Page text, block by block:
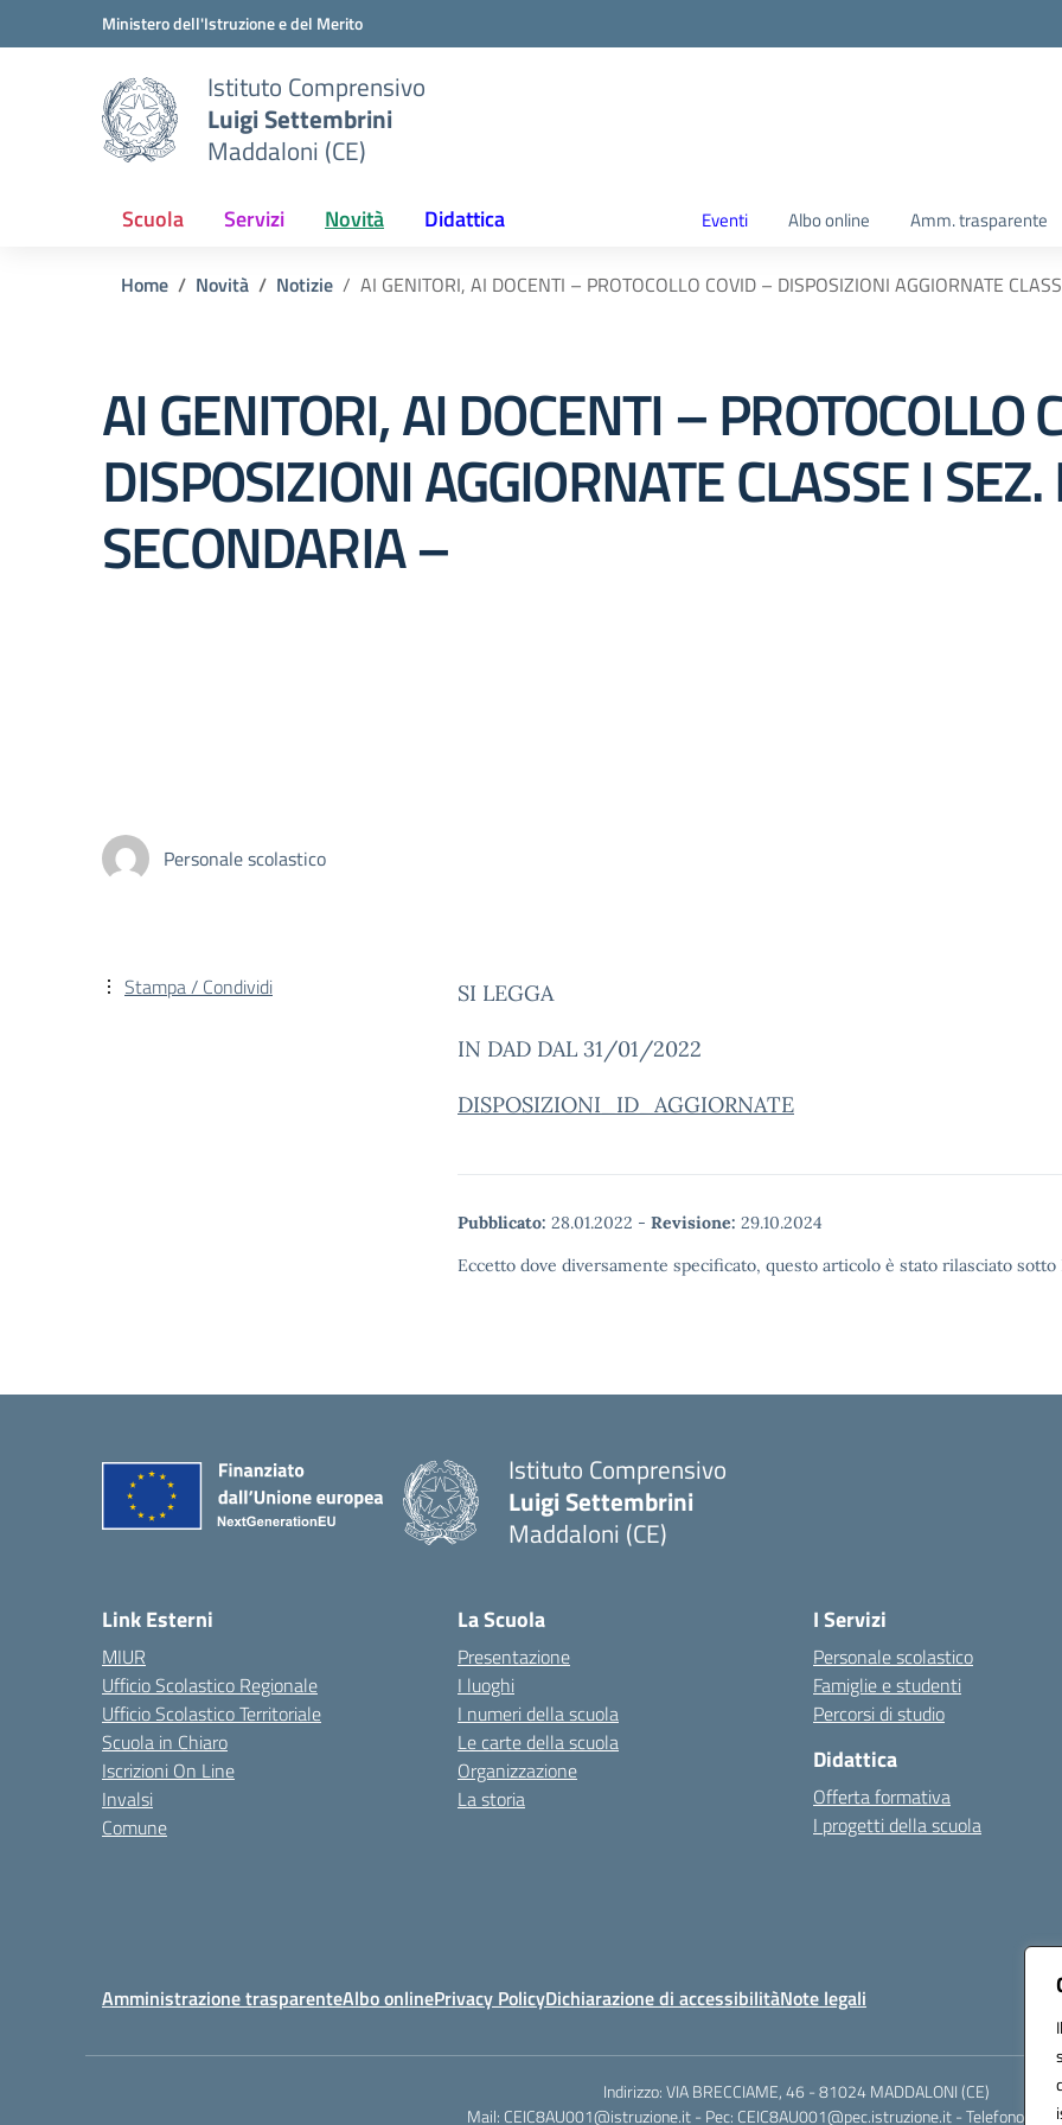
Vai ai contenuti
Vai al menu di navigazioneMinistero dell'Istruzione e del Merito
Istituto Comprensivo
Luigi Settembrini
Maddaloni (CE)
Scuola Servizi Novità Didattica Eventi Albo online Amm. trasparente
Home Novità Notizie AI GENITORI, AI DOCENTI – PROTOCOLLO COVID – DISPOSIZIONI AGGIORNATE
AI GENITORI, AI DOCENTI – PROTOCOLLO
DISPOSIZIONI AGGIORNATE CLASSE I
SECONDARIA –
Personale scolastico
SI LEGGA
IN DAD DAL 31/01/2022
DISPOSIZIONI_ID_AGGIORNATE
Pubblicato: 28.01.2022 - Revisione: 29.10.2024
Eccetto dove diversamente specificato, questo articolo è stato rilasciato
Stampa / Condividi
Istituto Comprensivo
Luigi Settembrini
Maddaloni (CE)
Link Esterni
MIUR
Ufficio Scolastico Regionale
Ufficio Scolastico Territoriale
Scuola in Chiaro
Iscrizioni On Line
Invalsi
Comune
La Scuola
Presentazione
I luoghi
I numeri della scuola
Le carte della scuola
Organizzazione
La storia
I Servizi
Personale scolastico
Famiglie e studenti
Percorsi di studio
Didattica
Offerta formativa
I progetti della scuola
Amministrazione trasparenteAlbo onlinePrivacy PolicyDichiarazione di accessibilitàNote legali
Indirizzo: VIA BRECCIAME, 46 - 81024 MADDALONI (CE)
Mail: CEIC8AU001@istruzione.it - Pec: CEIC8AU001@pec.istruzione.it - Telefono: